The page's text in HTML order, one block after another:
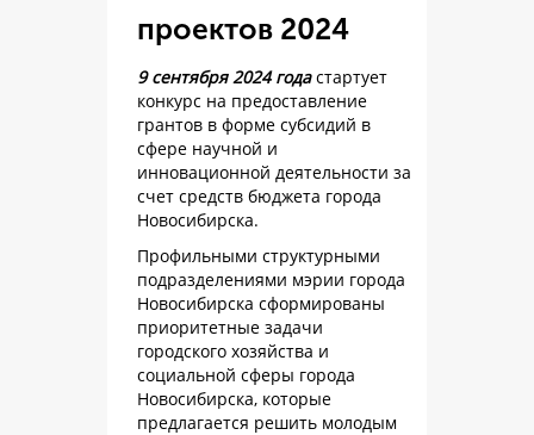
проектов 2024
9 сентября 2024 годастартует
конкурс на предоставление
грантов в форме субсидий в
сфере научной и
инновационной деятельности за
счет средств бюджета города
Новосибирска.
Профильными структурными
подразделениями мэрии города
Новосибирска сформированы
приоритетные задачи
городского хозяйства и
социальной сферы города
Новосибирска, которые
предлагается решить молодым